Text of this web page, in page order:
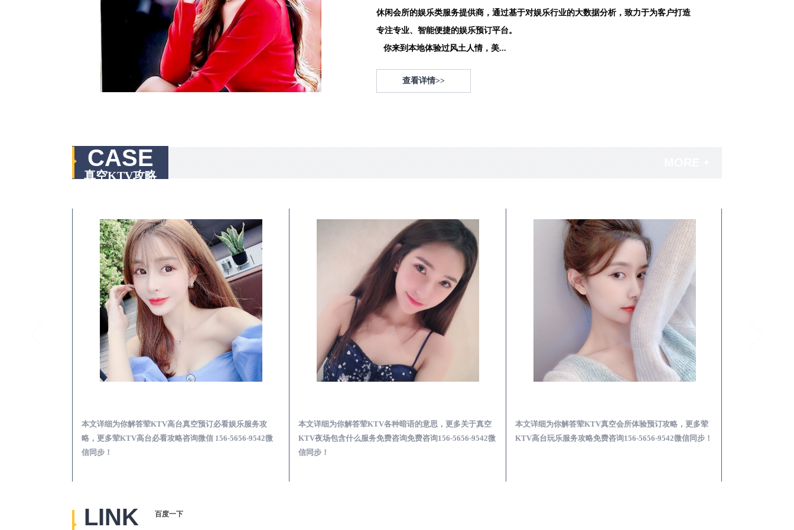
休闲会所的娱乐类服务提供商，通过基于对娱乐行业的大数据分析，致力于为客户打造
专注专业、智能便捷的娱乐预订平台。
你来到本地体验过风土人情，美...
查看详情>>
CASE
真空KTV攻略
本文详细为你解答荤KTV高台真空预订必看娱乐服务攻
略，更多荤KTV高台必看攻略咨询微信 156-5656-9542微
信同步！
本文详细为你解答荤KTV各种暗语的意思，更多关于真空
KTV夜场包含什么服务免费咨询免费咨询156-5656-9542微
信同步！
本文详细为你解答荤KTV真空会所体验预订攻略，更多荤
KTV高台玩乐服务攻略免费咨询156-5656-9542微信同步！
LINK 百度一下